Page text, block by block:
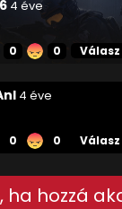
4 éve
0 0 Válasz
4 éve
0 0 Válasz
, ha hozzá